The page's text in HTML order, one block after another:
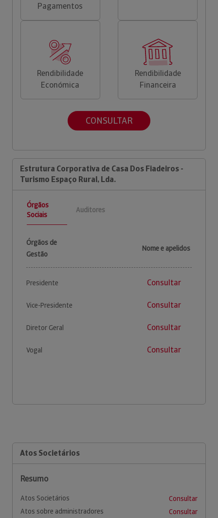
Pagamentos
Rendibilidade
Económica
Rendibilidade
Financeira
CONSULTAR
Estrutura Corporativa de Casa Dos Fiadeiros -
Turismo Espaço Rural, Lda.
Órgãos
Sociais
Auditores
Órgãos de
Gestão
Nome e apelidos
Presidente Consultar
Vice-Presidente Consultar
Diretor Geral Consultar
Vogal Consultar
Atos Societários
Resumo
Atos Societários
Consultar
Atos sobre administradores
Consultar